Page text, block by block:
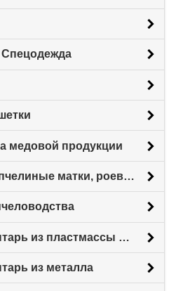
медовой продукции
Пчелиные отводки, пчелиные матки, роевни
Пчеловодный инвентарь из пластмассы для пасеки
из металла